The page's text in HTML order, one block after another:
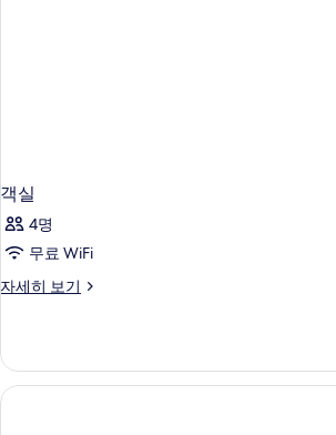
객실
4명
무료 WiFi
자세히 보기
객
히
보
기